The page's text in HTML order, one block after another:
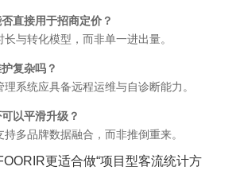
直接用于招商定价？
与转化模型，而非单一进出量。
复杂吗？
系统应具备远程运维与自诊断能力。
以平滑升级？
多品牌数据融合，而非推倒重来。
更适合做“项目型客流统计方